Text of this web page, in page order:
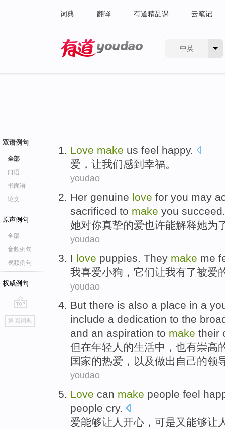
词典 翻译 有道精品课 云笔记
中英
双语例句
全部
口语
书面语
论文
原声例句
全部
音频例句
视频例句
权威例句
go
top
返回词典
Love make us feel happy.
爱 ， 让我们感到 幸福。
youdao
Her genuine love for you may
sacrificed to make you succeed.
她对你真挚的爱也许能解释她为
youdao
I love puppies They make me
我喜爱小狗 ， 它们让我有了被爱
youdao
But there is also a place in a
include a dedication to the
and an aspiration to make their
但在年轻人 的生活中 ， 也有崇高
国家的热爱 ， 以及做出 自己的领
youdao
Love can make people feel
people cry.
爱能够让 人 开心 ， 可是又能够让